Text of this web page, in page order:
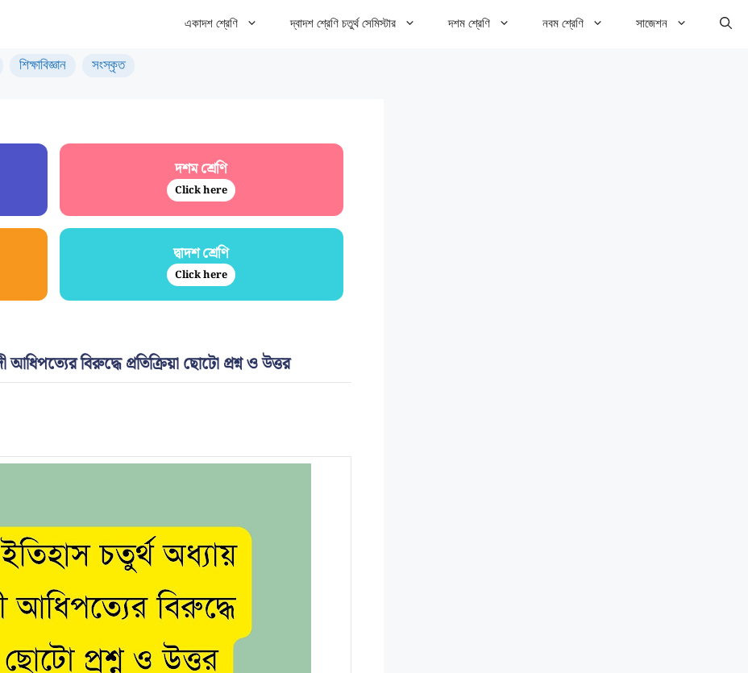
একাদশ শ্রেণি দ্বাদশ শ্রেণি চতুর্থ সেমিস্টার দশম শ্রেণি নবম শ্রেণি সাজেশন
শিক্ষাবিজ্ঞান সংস্কৃত
দশম শ্রেণি
Click here
দ্বাদশ শ্রেণি
Click here
আধিপত্যের বিরুদ্ধে প্রতিক্রিয়া ছোটো প্রশ্ন ও উত্তর